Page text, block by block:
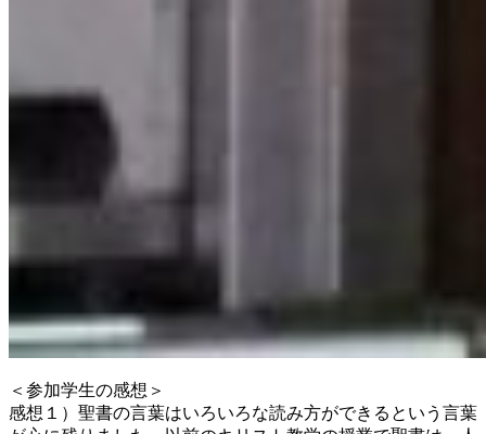
＜参加学生の感想＞
感想１）聖書の言葉はいろいろな読み方ができるという言葉